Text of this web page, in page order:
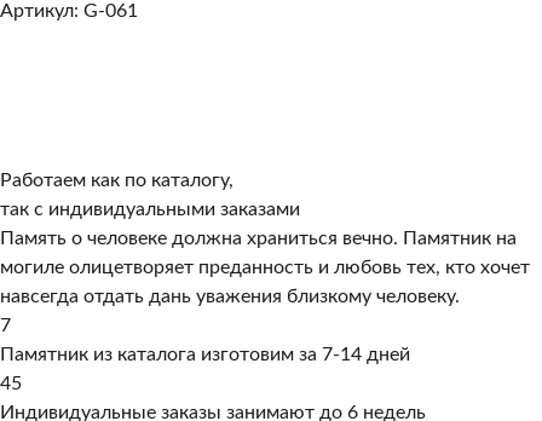
Артикул: G-061
Работаем как по каталогу,
так с индивидуальными заказами
Память о человеке должна храниться вечно. Памятник на
могиле олицетворяет преданность и любовь тех, кто хочет
навсегда отдать дань уважения близкому человеку.
7
Памятник из каталога изготовим за 7-14 дней
45
Индивидуальные заказы занимают до 6 недель